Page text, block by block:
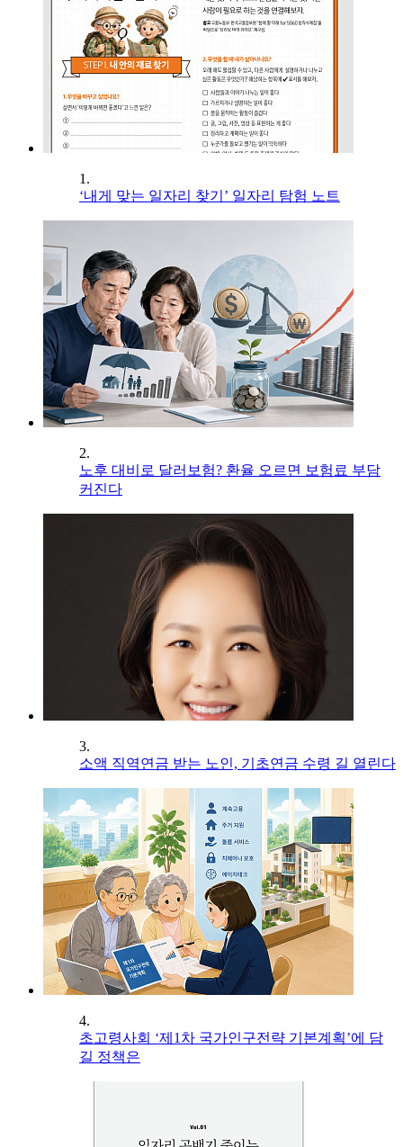
1.
‘내게 맞는 일자리 찾기’ 일자리 탐험 노트
2.
노후 대비로 달러보험? 환율 오르면 보험료 부담
커진다
3.
소액 직역연금 받는 노인, 기초연금 수령 길 열린다
4.
초고령사회 ‘제1차 국가인구전략 기본계획’에 담
길 정책은